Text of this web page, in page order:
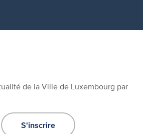
de la Ville de Luxembourg par
S'inscrire